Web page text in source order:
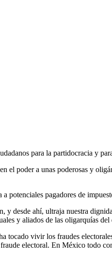
para la partidocracia y
poder a unas poderosas y
potenciales pagadores de
y desde ahí, ultraja nuestra
y aliados de las oligarquías del
tocado vivir los fraudes
electoral. En México todo